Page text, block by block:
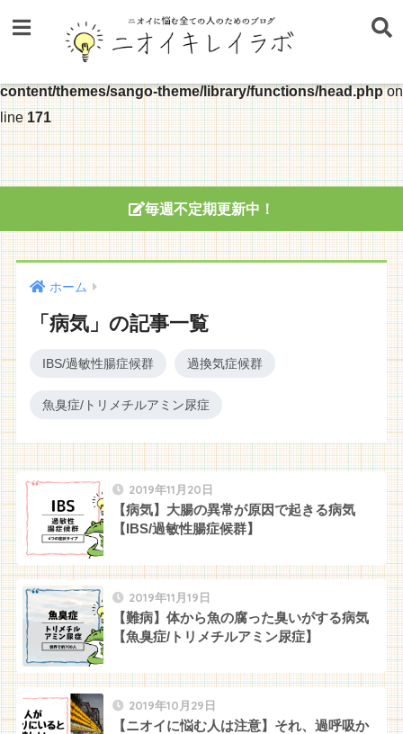
Warning
: Trying to access array offset on false in
/home/nosmelllife/nosmelllife.com/public_html/wp-
content/themes/sango-theme/library/functions/head.phpon
line171
毎週不定期更新中！
ホーム
「病気」の記事一覧
IBS/過敏性腸症候群 過換気症候群
魚臭症/トリメチルアミン尿症
2019年11月20日
【病気】大腸の異常が原因で起きる病気
【IBS/過敏性腸症候群】
2019年11月19日
【難病】体から魚の腐った臭いがする病気
【魚臭症/トリメチルアミン尿症】
2019年10月29日
【ニオイに悩む人は注意】それ、過呼吸か